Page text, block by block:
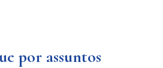
por assuntos